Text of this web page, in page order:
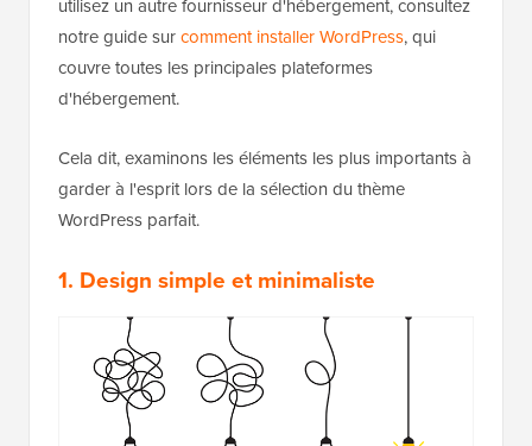
utilisez un autre fournisseur d'hébergement, consultez
notre guide surcomment installer WordPress, qui
couvre toutes les principales plateformes
d'hébergement.
Cela dit, examinons les éléments les plus importants à
garder à l'esprit lors de la sélection du thème
WordPress parfait.
1. Design simple et minimaliste